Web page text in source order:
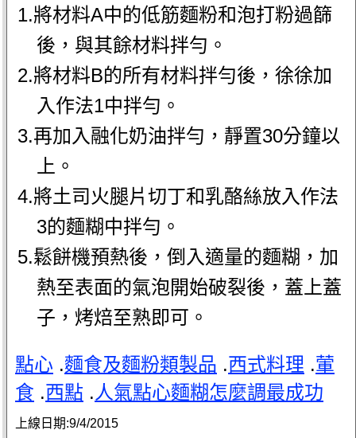
1.將材料A中的低筋麵粉和泡打粉過篩
後，與其餘材料拌勻。
2.將材料B的所有材料拌勻後，徐徐加
入作法1中拌勻。
3.再加入融化奶油拌勻，靜置30分鐘以
上。
4.將土司火腿片切丁和乳酪絲放入作法
3的麵糊中拌勻。
5.鬆餅機預熱後，倒入適量的麵糊，加
熱至表面的氣泡開始破裂後，蓋上蓋
子，烤焙至熟即可。
點心 .麵食及麵粉類製品 .西式料理 .葷
食 .西點 .人氣點心麵糊怎麼調最成功
上線日期:9/4/2015